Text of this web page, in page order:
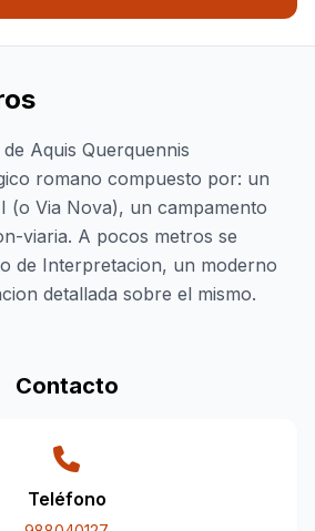
Aquis Querquennis
romano compuesto por: un
(o Via Nova), un campamento
viaria. A pocos metros se
de Interpretacion, un moderno
detallada sobre el mismo.
Contacto
Teléfono